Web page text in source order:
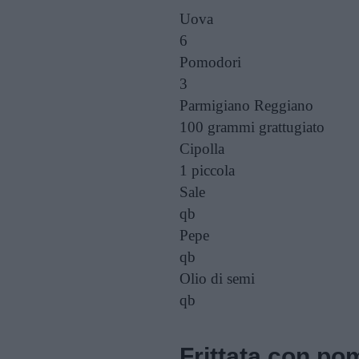
Uova
6
Pomodori
3
Parmigiano Reggiano
100 grammi grattugiato
Cipolla
1 piccola
Sale
qb
Pepe
qb
Olio di semi
qb